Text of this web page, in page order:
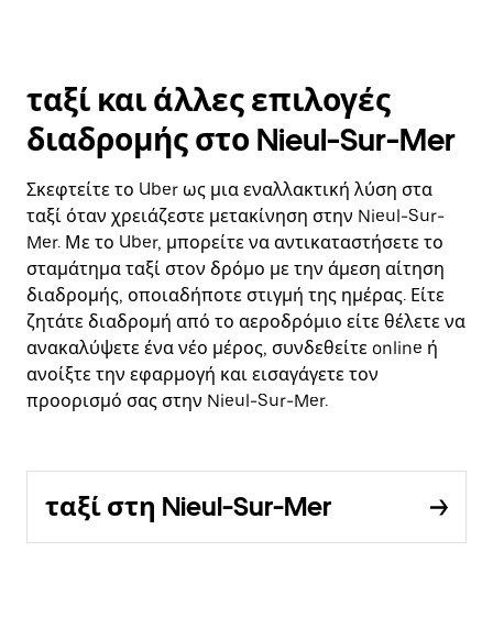
ταξί και άλλες επιλογές
διαδρομής στο Nieul-Sur-Mer
Σκεφτείτε το Uber ως μια εναλλακτική λύση στα
ταξί όταν χρειάζεστε μετακίνηση στην Nieul-Sur-
Mer. Με το Uber, μπορείτε να αντικαταστήσετε το
σταμάτημα ταξί στον δρόμο με την άμεση αίτηση
διαδρομής, οποιαδήποτε στιγμή της ημέρας. Είτε
ζητάτε διαδρομή από το αεροδρόμιο είτε θέλετε να
ανακαλύψετε ένα νέο μέρος, συνδεθείτε online ή
ανοίξτε την εφαρμογή και εισαγάγετε τον
προορισμό σας στην Nieul-Sur-Mer.
ταξί στη Nieul-Sur-Mer